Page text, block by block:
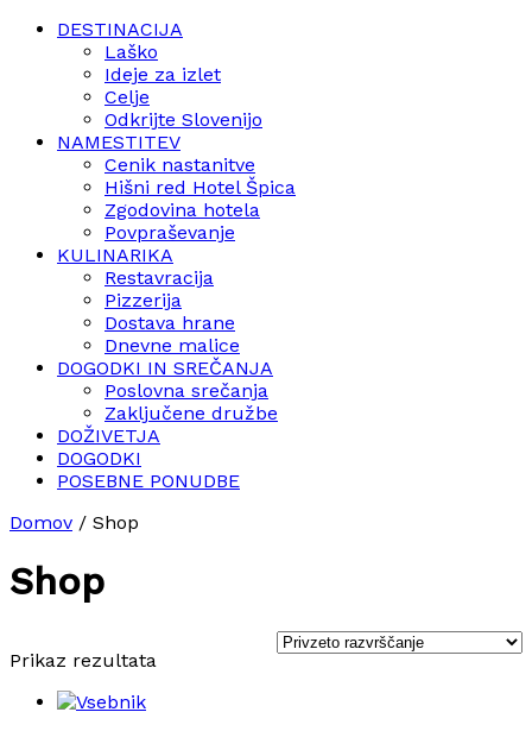
DESTINACIJA
Laško
Ideje za izlet
Celje
Odkrijte Slovenijo
NAMESTITEV
Cenik nastanitve
Hišni red Hotel Špica
Zgodovina hotela
Povpraševanje
KULINARIKA
Restavracija
Pizzerija
Dostava hrane
Dnevne malice
DOGODKI IN SREČANJA
Poslovna srečanja
Zaključene družbe
DOŽIVETJA
DOGODKI
POSEBNE PONUDBE
Domov / Shop
Shop
Prikaz rezultata